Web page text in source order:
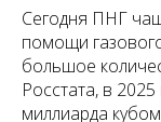
Сегодня ПНГ
помощи
большое
Росстата, в
миллиарда